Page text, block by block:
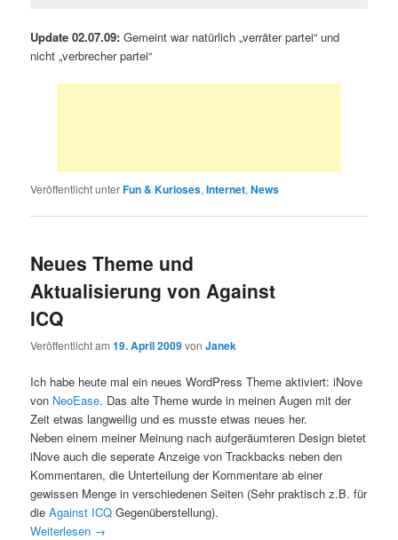
Update 02.07.09: Gemeint war natürlich „verräter partei“ und
nicht „verbrecher partei“
Veröffentlicht unterFun & Kurioses,Internet,News
Neues Theme und
Aktualisierung von Against
ICQ
Veröffentlicht am19. April 2009vonJanek
Ich habe heute mal ein neues WordPress Theme aktiviert: iNove
von NeoEase. Das alte Theme wurde in meinen Augen mit der
Zeit etwas langweilig und es musste etwas neues her.
Neben einem meiner Meinung nach aufgeräumteren Design bietet
iNove auch die seperate Anzeige von Trackbacks neben den
Kommentaren, die Unterteilung der Kommentare ab einer
gewissen Menge in verschiedenen Seiten (Sehr praktisch z.B. für
dieAgainst ICQ Gegenüberstellung).
Weiterlesen →